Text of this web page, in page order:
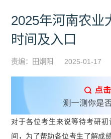
2025年河南农业
时间及入口
责编：田炯阳 2025-01-17
对于各位考生来说等待考研
间，为了帮助各位考生了解成